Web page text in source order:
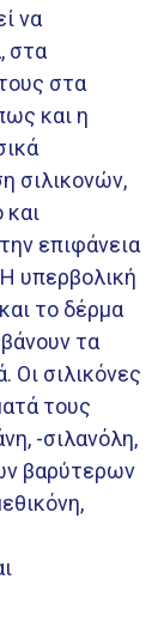
να
στα
στα
και η
σιλικονών,
και
επιφάνεια
υπερβολική
το δέρμα
τα
Οι σιλικόνες
τους
-σιλανόλη,
βαρύτερων